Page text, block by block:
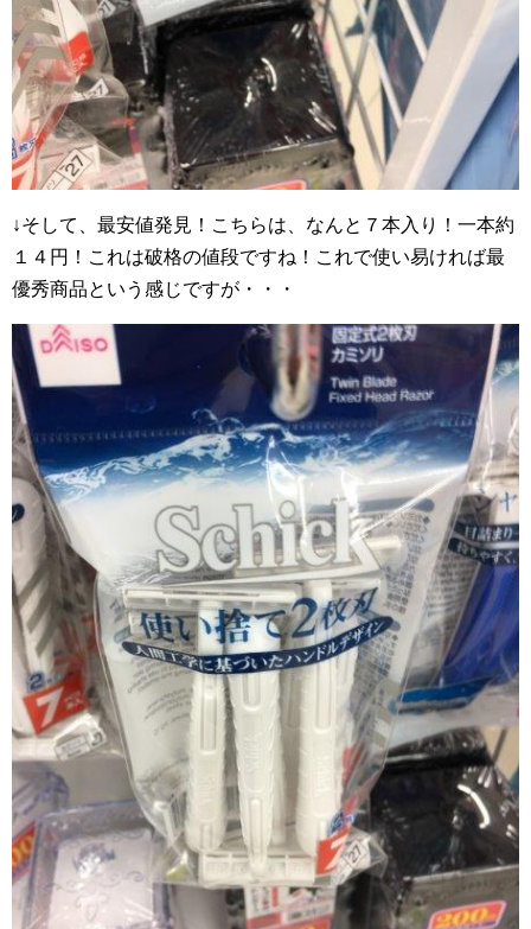
↓そして、最安値発見！こちらは、なんと７本入り！一本約
１４円！これは破格の値段ですね！これで使い易ければ最
優秀商品という感じですが・・・